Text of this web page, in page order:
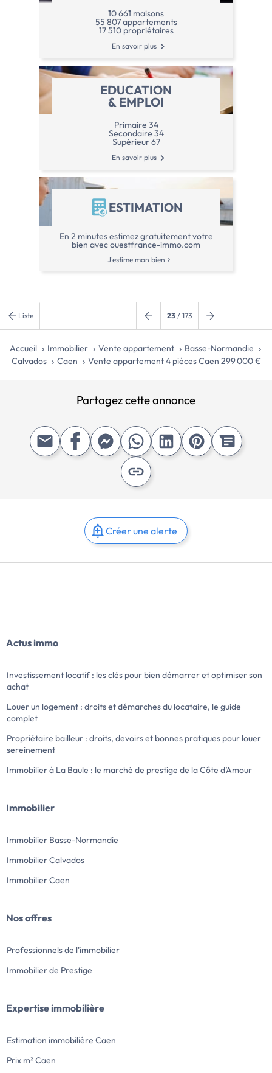
10 661 maisons
55 807 appartements
17 510 propriétaires
En savoir plus
EDUCATION
& EMPLOI
Primaire 34
Secondaire 34
Supérieur 67
En savoir plus
ESTIMATION
En 2 minutes estimez gratuitement votre
bien avec ouestfrance-immo.com
J'estime mon bien
Liste 23 / 173
Accueil Immobilier Vente appartement
Basse-Normandie
Calvados
Caen Vente appartement 4 pièces Caen 299 000 €
Partagez cette annonce
Créer une alerte
Actus immo
Investissement locatif : les clés pour bien démarrer et optimiser son
achat
Louer un logement : droits et démarches du locataire, le guide
complet
Propriétaire bailleur : droits, devoirs et bonnes pratiques pour louer
sereinement
Immobilier à La Baule : le marché de prestige de la Côte d’Amour
Immobilier
Immobilier Basse-Normandie
Immobilier Calvados
Immobilier Caen
Nos offres
Professionnels de l'immobilier
Immobilier de Prestige
Expertise immobilière
Estimation immobilière Caen
Prix m² Caen